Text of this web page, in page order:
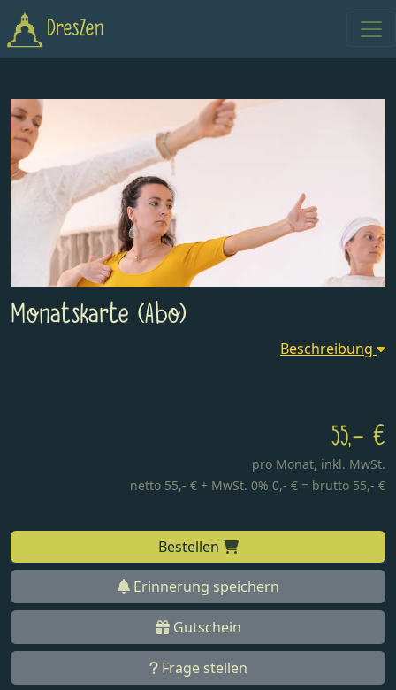
DresZen
Monatskarte (Abo)
Beschreibung
55,- €
pro Monat, inkl. MwSt.
netto 55,- € + MwSt. 0% 0,- € = brutto 55,- €
Bestellen
Erinnerung speichern
Gutschein
Frage stellen